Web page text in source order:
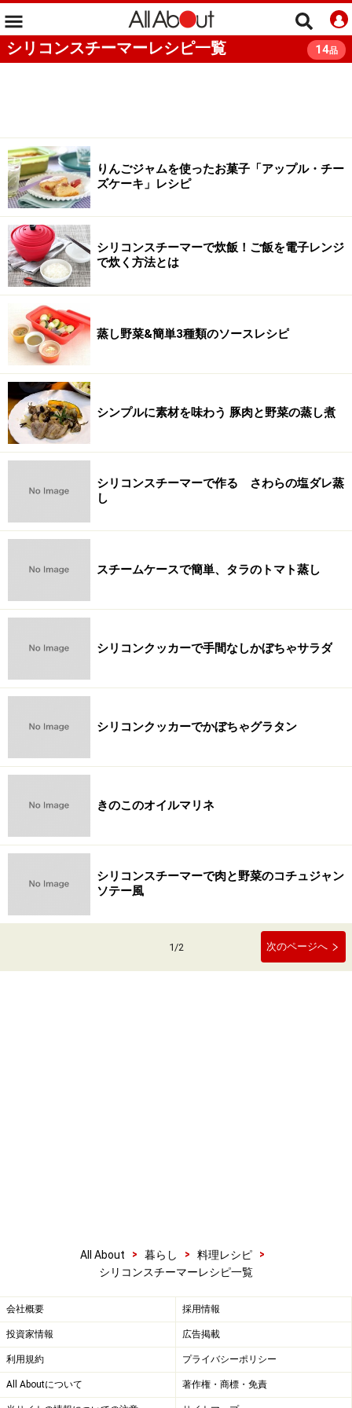
シリコンスチーマーレシピ一覧 14品
りんごジャムを使ったお菓子「アップル・チー
ズケーキ」レシピ
シリコンスチーマーで炊飯！ご飯を電子レンジ
で炊く方法とは
蒸し野菜&簡単3種類のソースレシピ
シンプルに素材を味わう 豚肉と野菜の蒸し煮
シリコンスチーマーで作る さわらの塩ダレ蒸
し
スチームケースで簡単、タラのトマト蒸し
シリコンクッカーで手間なしかぼちゃサラダ
シリコンクッカーでかぼちゃグラタン
きのこのオイルマリネ
シリコンスチーマーで肉と野菜のコチュジャン
ソテー風
1/2 次のページへ
All About > 暮らし > 料理レシピ
>
シリコンスチーマーレシピ一覧
会社概要 採用情報
投資家情報 広告掲載
利用規約 プライバシーポリシー
All Aboutについて 著作権・商標・免責